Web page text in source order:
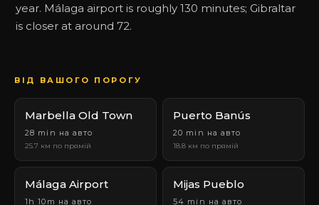
year. Málaga airport is roughly 130 minutes; Gibraltar
is closer at around 72.
ВІД ВАШОГО ПОРОГУ
Marbella Old Town
28 min на авто
25.7 км по прямій
Puerto Banús
20 min на авто
18.8 км по прямій
Málaga Airport
1h 10m на авто
Mijas Pueblo
54 min на авто